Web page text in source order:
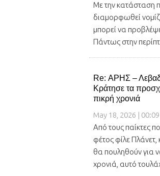
Με την κατάσταση
διαμορφωθεί
μπορεί να
Πάντως στην
Re: ΑΡΗΣ –
Κράτησε τα
πικρή χρονιά
May 18, 2026 |
Από τους παίκτες
φέτος φίλε Πλάνετ,
θα πουληθούν για
χρονιά, αυτό